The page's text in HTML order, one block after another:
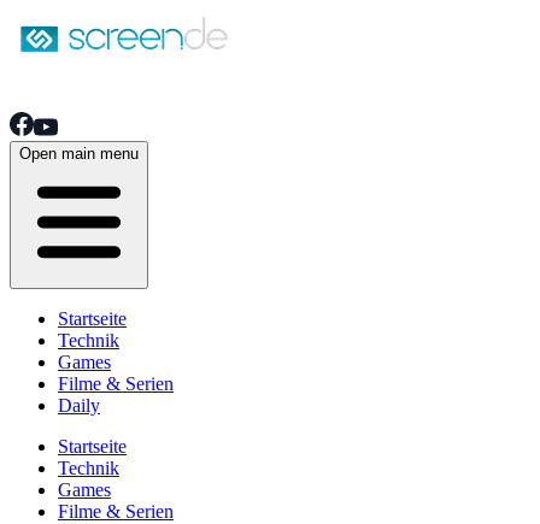
Open main menu
Startseite
Technik
Games
Filme & Serien
Daily
Startseite
Technik
Games
Filme & Serien